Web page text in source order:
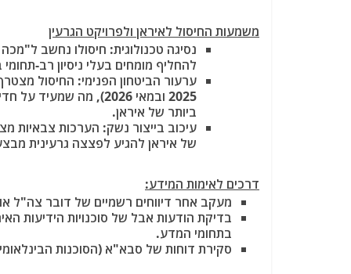
משמעות החיסול לאיראן ולפרויקט הגרעין
נסיגה טכנולוגית:
להחליף מומחים בעלי ניסיון רב-
ערעור הביטחון הפנימי: החיסול
2025 ובמאי 2026), מה
ביותר של איראן.
עיכוב בייצור נשק: הערכות צבאיות
של איראן להגיע לפצצה גרעינית
דרכים לאימות המידע:
מעקב אחר דיווחים רשמיים של דובר צה"ל
בדיקת הודעות אבל של סוכנויות הידיעות
בתחומי המדע.
סקירת דוחות של סבא"א (הסוכנות